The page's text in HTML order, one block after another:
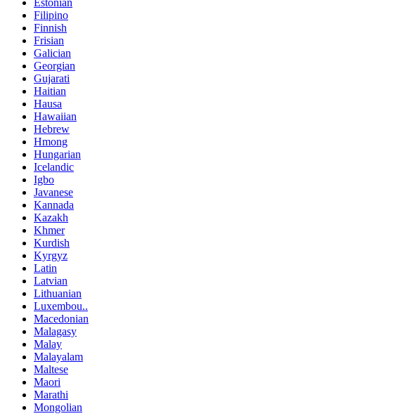
Estonian
Filipino
Finnish
Frisian
Galician
Georgian
Gujarati
Haitian
Hausa
Hawaiian
Hebrew
Hmong
Hungarian
Icelandic
Igbo
Javanese
Kannada
Kazakh
Khmer
Kurdish
Kyrgyz
Latin
Latvian
Lithuanian
Luxembou..
Macedonian
Malagasy
Malay
Malayalam
Maltese
Maori
Marathi
Mongolian